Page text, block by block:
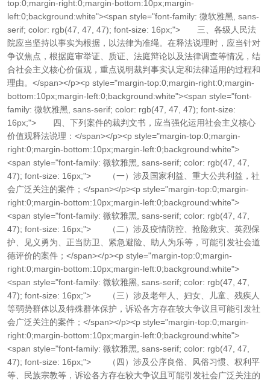
top:0;margin-right:0;margin-bottom:10px;margin-
left:0;background:white"><span style="font-family: 微软雅黑, sans-
serif; color: rgb(47, 47, 47); font-size: 16px;"> 三、各级人民法
院应当坚持以事实为根据，以法律为准绳。在释法说理时，应当针对
争议焦点，根据庭审举证、质证、法庭辩论以及法律调查等情况，结
合社会主义核心价值观，重点说明裁判事实认定和法律适用的过程和
理由。</span></p><p style="margin-top:0;margin-right:0;margin-
bottom:10px;margin-left:0;background:white"><span style="font-
family: 微软雅黑, sans-serif; color: rgb(47, 47, 47); font-size:
16px;"> 四、下列案件的裁判文书，应当强化运用社会主义核心
价值观释法说理：</span></p><p style="margin-top:0;margin-
right:0;margin-bottom:10px;margin-left:0;background:white">
<span style="font-family: 微软雅黑, sans-serif; color: rgb(47, 47,
47); font-size: 16px;"> （一）涉及国家利益、重大公共利益，社
会广泛关注的案件；</span></p><p style="margin-top:0;margin-
right:0;margin-bottom:10px;margin-left:0;background:white">
<span style="font-family: 微软雅黑, sans-serif; color: rgb(47, 47,
47); font-size: 16px;"> （二）涉及疫情防控、抢险救灾、英烈保
护、见义勇为、正当防卫、紧急避险、助人为乐等，可能引发社会道
德评价的案件；</span></p><p style="margin-top:0;margin-
right:0;margin-bottom:10px;margin-left:0;background:white">
<span style="font-family: 微软雅黑, sans-serif; color: rgb(47, 47,
47); font-size: 16px;"> （三）涉及老年人、妇女、儿童、残疾人
等弱势群体以及特殊群体保护，诉讼各方存在较大争议且可能引发社
会广泛关注的案件；</span></p><p style="margin-top:0;margin-
right:0;margin-bottom:10px;margin-left:0;background:white">
<span style="font-family: 微软雅黑, sans-serif; color: rgb(47, 47,
47); font-size: 16px;"> （四）涉及公序良俗、风俗习惯、权利平
等、民族宗教等，诉讼各方存在较大争议且可能引发社会广泛关注的